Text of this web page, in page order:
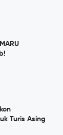
Turis Asing